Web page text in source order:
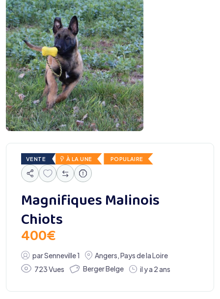
VENTE À LA UNE POPULAIRE
Magnifiques Malinois
Chiots
400€
parSenneville 1 Angers,Pays de la Loire
723 Vues
Berger Belge il y a 2 ans